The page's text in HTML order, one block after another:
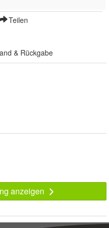
Teilen
& Rückgabe
anzeigen